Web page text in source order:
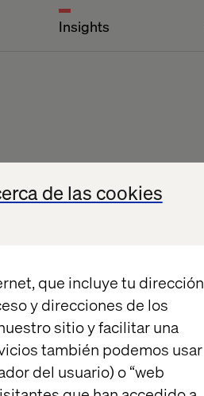
de las cookies
que incluye tu dirección
y direcciones de los
sitio y facilitar una
también podemos usar
del usuario) o “web
Insights